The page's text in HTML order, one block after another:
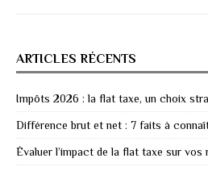
ARTICLES RÉCENTS
Impôts 2026 : la flat taxe, un choix
Différence brut et net : 7 faits à
Évaluer l’impact de la flat taxe sur vos